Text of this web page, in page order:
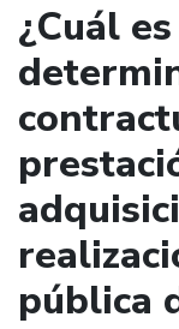
¿Cuál
pública